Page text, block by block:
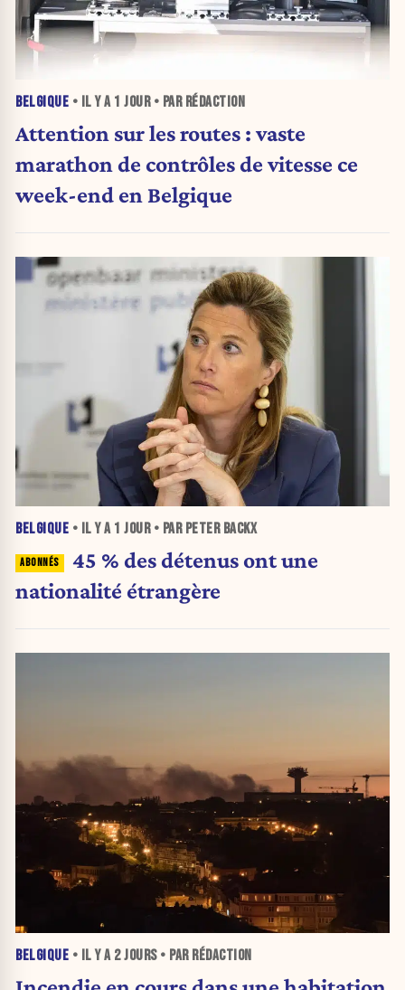
BELGIQUE • IL Y A 1 JOUR• PAR RÉDACTION
Attention sur les routes : vaste
marathon de contrôles de vitesse ce
week-end en Belgique
BELGIQUE • IL Y A 1 JOUR• PAR PETER BACKX
45 % des détenus ont une
nationalité étrangère
BELGIQUE • IL Y A 2 JOURS• PAR RÉDACTION